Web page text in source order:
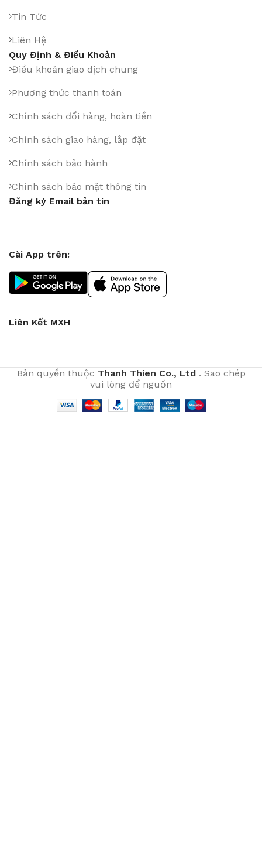
Tin Tức
Liên Hệ
Quy Định & Điều Khoản
Điều khoản giao dịch chung
Phương thức thanh toán
Chính sách đổi hàng, hoàn tiền
Chính sách giao hàng, lắp đặt
Chính sách bảo hành
Chính sách bảo mật thông tin
Đăng ký Email bản tin
Cài App trên:
Liên Kết MXH
Bản quyền thuộc Thanh Thien Co., Ltd. Sao chép
vui lòng để nguồn